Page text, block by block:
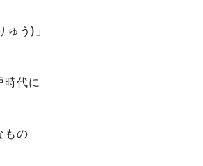
う)」
時代に
もの